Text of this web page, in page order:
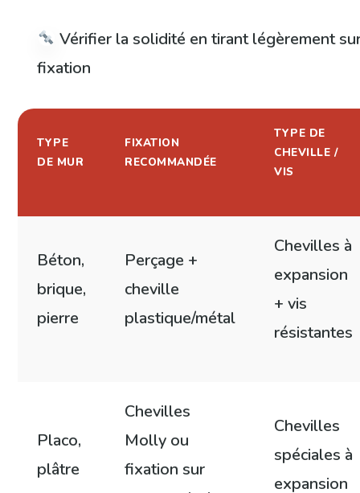
Vérifier la solidité en tirant légèrement
fixation
TYPE
DE MUR
FIXATION
RECOMMANDÉE
TYPE DE
CHEVILLE /
VIS
Béton,
brique,
pierre
Perçage +
cheville
plastique/métal
Chevilles à
expansion
+ vis
résistantes
Placo,
plâtre
Chevilles
Molly ou
fixation sur
Chevilles
spéciales à
expansion